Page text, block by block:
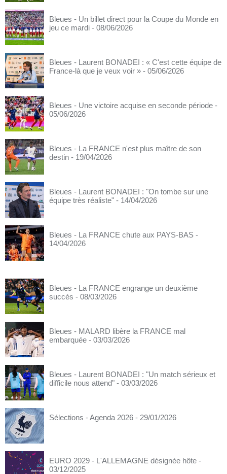
Bleues - Un billet direct pour la Coupe du Monde en
jeu ce mardi - 08/06/2026
Bleues - Laurent BONADEI : « C'est cette équipe de
France-là que je veux voir » - 05/06/2026
Bleues - Une victoire acquise en seconde période -
05/06/2026
Bleues - La FRANCE n'est plus maître de son
destin - 19/04/2026
Bleues - Laurent BONADEI : "On tombe sur une
équipe très réaliste" - 14/04/2026
Bleues - La FRANCE chute aux PAYS-BAS -
14/04/2026
Bleues - La FRANCE engrange un deuxième
succès - 08/03/2026
Bleues - MALARD libère la FRANCE mal
embarquée - 03/03/2026
Bleues - Laurent BONADEI : "Un match sérieux et
difficile nous attend" - 03/03/2026
Sélections - Agenda 2026 - 29/01/2026
EURO 2029 - L'ALLEMAGNE désignée hôte -
03/12/2025